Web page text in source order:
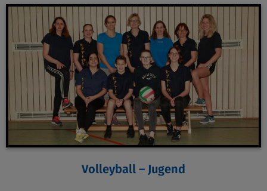
Volleyball – Jugend